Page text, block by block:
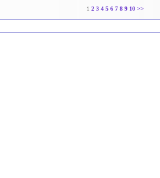
1 2 3 4 5 6 7 8 9 10 >>